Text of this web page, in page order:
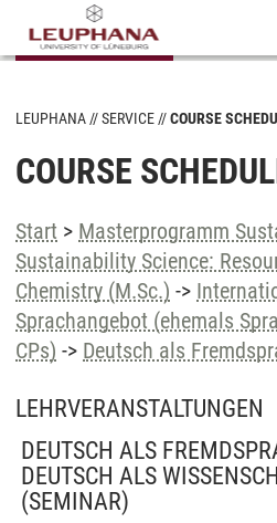
LEUPHANA SERVICE COURSE
COURSE
Start > Masterprogramm
Sustainability Science:
Chemistry (M.Sc.) ->
Sprachangebot (ehemals
CPs) -> Deutsch als
LEHRVERANSTALTUNGEN
DEUTSCH ALS
DEUTSCH ALS
(SEMINAR)